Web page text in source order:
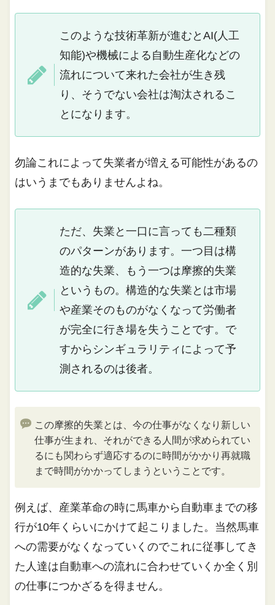
このような技術革新が進むとAI(人工
知能)や機械による自動生産化などの
流れについて来れた会社が生き残
り、そうでない会社は淘汰されるこ
とになります。
勿論これによって失業者が増える可能性があるの
はいうまでもありませんよね。
ただ、失業と一口に言っても二種類
のパターンがあります。一つ目は構
造的な失業、もう一つは摩擦的失業
というもの。構造的な失業とは市場
や産業そのものがなくなって労働者
が完全に行き場を失うことです。で
すからシンギュラリティによって予
測されるのは後者。
この摩擦的失業とは、今の仕事がなくなり新しい
仕事が生まれ、それができる人間が求められてい
るにも関わらず適応するのに時間がかかり再就職
まで時間がかかってしまうということです。
例えば、産業革命の時に馬車から自動車までの移
行が10年くらいにかけて起こりました。当然馬車
への需要がなくなっていくのでこれに従事してき
た人達は自動車への流れに合わせていくか全く別
の仕事につかざるを得ません。